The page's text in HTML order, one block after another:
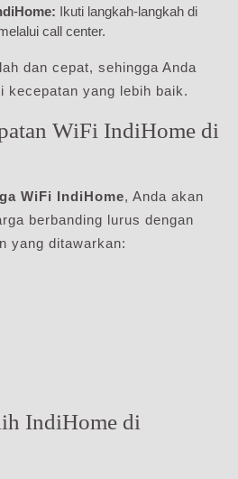
Ikuti langkah-langkah di
call center.
dan cepat, sehingga Anda
kecepatan yang lebih baik.
WiFi IndiHome di
WiFi IndiHome, Anda akan
berbanding lurus dengan
yang ditawarkan:
IndiHome di